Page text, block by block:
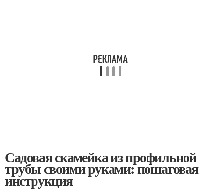
Садовая скамейка из профильной
трубы своими руками: пошаговая
инструкция